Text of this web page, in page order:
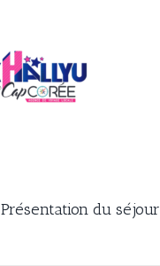
Présentation du séjour